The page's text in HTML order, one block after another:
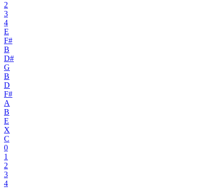
2
3
4
E
F#
B
D#
G
B
D
F#
A
B
E
X
C
0
1
2
3
4